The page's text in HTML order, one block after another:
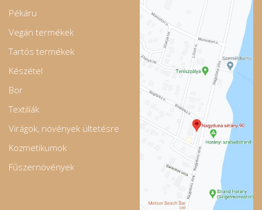
Pékáru
Vegán termékek
Tartós termékek
Készétel
Bor
Textilíák
Virágok, növények ültetésre
Kozmetikumok
Fűszernövények